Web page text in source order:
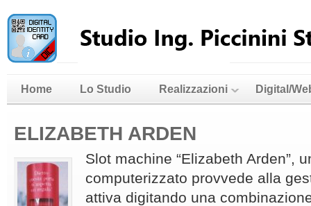
Home Lo Studio Realizzazioni Digital/
ELIZABETH ARDEN
Slot machine “Elizabeth Arden”,
computerizzato provvede alla
attiva digitando una